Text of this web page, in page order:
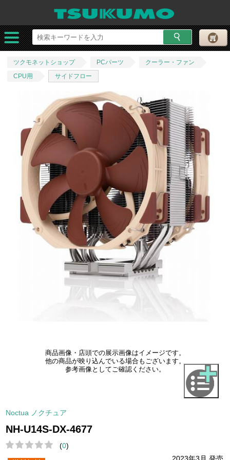
ツクモネットショップ PCパーツ
クーラー・ファン
CPU用
サイドフロー
商品画像・店頭での展示画像はイメージです。
他の商品が映り込んでいる場合もございます。
参考画像としてご確認ください。
Noctua ノクチュア
NH-U14S-DX-4677
(0)
2023年3月 発売